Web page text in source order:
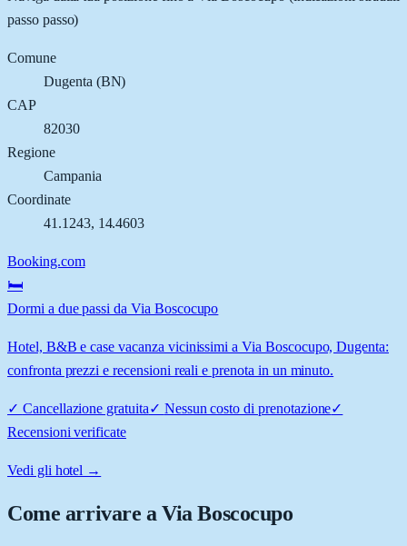
passo passo)
Comune
Dugenta (BN)
CAP
82030
Regione
Campania
Coordinate
41.1243, 14.4603
Booking.com
🛏️
Dormi a due passi da Via Boscocupo
Hotel, B&B e case vacanza vicinissimi a Via Boscocupo, Dugenta:
confronta prezzi e recensioni reali e prenota in un minuto.
✓ Cancellazione gratuita✓ Nessun costo di prenotazione✓
Recensioni verificate
Vedi gli hotel →
Come arrivare aVia Boscocupo